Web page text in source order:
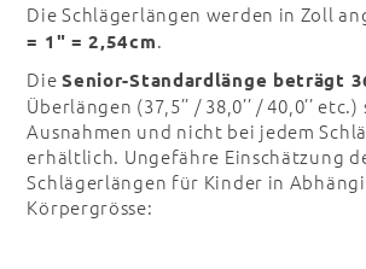
Die Schlägerlängen werden in Zoll
= 1" = 2,54cm.
DieSenior-Standardlänge beträgt
Überlängen (37,5’’ / 38,0’’ / 40,0’’
Ausnahmen und nicht bei jedem
erhältlich. Ungefähre Einschätzung
Schlägerlängen für Kinder in
Körpergrösse: